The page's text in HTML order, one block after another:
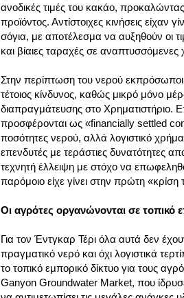
ανοδικές τιμές του κακάο,
προϊόντος. Αντίστοιχες κινήσεις είχαν
σόγια, με αποτέλεσμα να αυξηθούν οι
και βίαιες ταραχές σε αναπτυσσόμενες
Στην περίπτωση του νερού
τέτοιος κίνδυνος, καθώς μικρό μόνο
διαπραγμάτευσης στο Χρηματιστήριο.
προσφέρονται ως «financially settled
ποσότητες νερού, αλλά λογιστικό
επενδυτές με τεράστιες δυνατότητες
τεχνητή έλλειψη με στόχο να
παρόμοιο είχε γίνει στην πρώτη
Οι αγρότες οργανώνονται σε τοπικό
Για τον Έντγκαρ Τέρι όλα αυτά δεν
πραγματικό νερό και όχι λογιστικά
το τοπικό εμπορικό δίκτυο για τους
Ganyon Groundwater Market, που